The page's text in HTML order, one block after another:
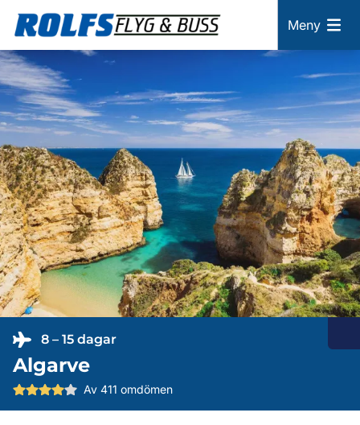
Meny
8 – 15 dagar
Algarve
Av 411 omdömen